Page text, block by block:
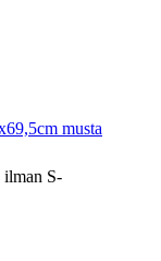
musta
S-